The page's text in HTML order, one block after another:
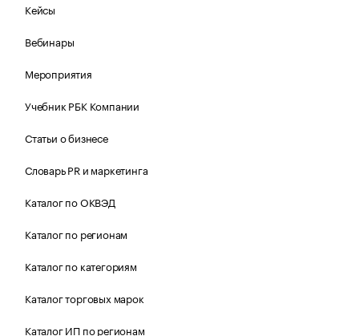
Кейсы
Вебинары
Мероприятия
Учебник РБК Компании
Статьи о бизнесе
Словарь PR и маркетинга
Каталог по ОКВЭД
Каталог по регионам
Каталог по категориям
Каталог торговых марок
Каталог ИП по регионам